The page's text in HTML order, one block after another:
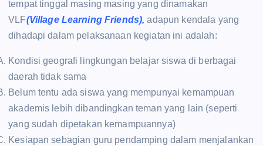
tempat tinggal masing masing yang dinamakan
VLF(Village Learning Friends),adapun kendala yang
dihadapi dalam pelaksanaan kegiatan ini adalah:
Kondisi geografi lingkungan belajar siswa di berbagai
daerah tidak sama
Belum tentu ada siswa yang mempunyai kemampuan
akademis lebih dibandingkan teman yang lain (seperti
yang sudah dipetakan kemampuannya)
Kesiapan sebagian guru pendamping dalam menjalankan